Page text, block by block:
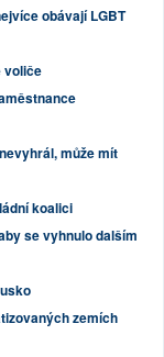
obávají LGBT
voliče
může mít
koalici
se vyhnulo dalším
zemích